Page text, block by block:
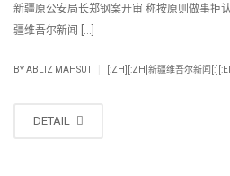
新疆原公安局长郑钢案开审 称按原则做
疆维吾尔新闻 […]
BYABLIZ MAHSUT [:ZH][:ZH]新疆维吾尔新闻
DETAIL